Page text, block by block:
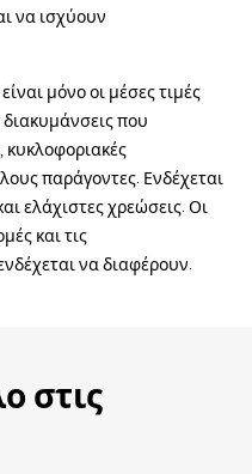
να ισχύουν
μόνο οι μέσες τιμές
διακυμάνσεις που
κυκλοφοριακές
παράγοντες. Ενδέχεται
ελάχιστες χρεώσεις. Οι
και τις
να διαφέρουν.
στις